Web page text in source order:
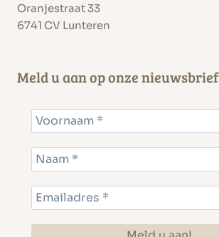
Oranjestraat 33
6741 CV Lunteren
Meld u aan op onze nieuwsbrief